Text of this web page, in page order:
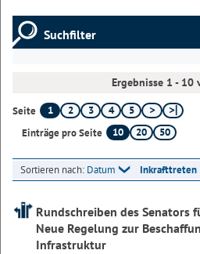
Suchfilter
Ergebnisse 1 - 10
Seite 1 2 3 4
5
Einträge pro Seite
10 20 50
Sortieren nach: Datum Inkrafttreten
Rundschreiben des Senators
Neue Regelung zur
Infrastruktur